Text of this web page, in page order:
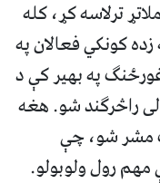
ترلاسه کړ، کله
کونکي فعالان په
په بهیر کې د
راڅرګند شو. هغه
مشر شو، چې
مهم رول ولوبولو.